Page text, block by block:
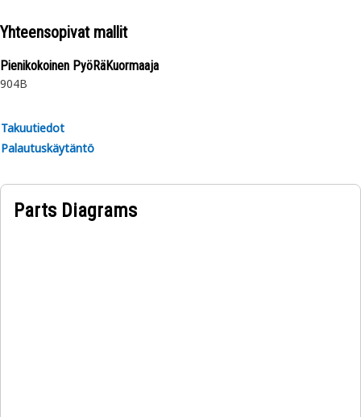
Yhteensopivat mallit
Pienikokoinen PyöRäKuormaaja
904B
Takuutiedot
Palautuskäytäntö
Parts Diagrams